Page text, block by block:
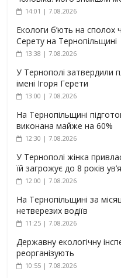
14:01 | 7.08.2026
Екологи б’ють на
Серету на Тернопільщині
13:38 | 7.08.2026
У Тернополі затвердили
імені Ігоря Герети
13:00 | 7.08.2026
На Тернопільщині
виконана майже на 60%
12:30 | 7.08.2026
У Тернополі жінка
їй загрожує до 8 років
12:00 | 7.08.2026
На Тернопільщині за
нетверезих водіїв
11:25 | 7.08.2026
Державну екологічну
реорганізують
10:55 | 7.08.2026